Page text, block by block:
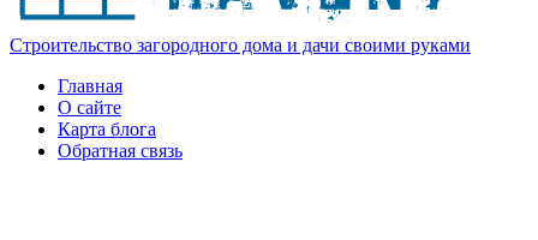
Строительство загородного дома и дачи своими руками
Главная
О сайте
Карта блога
Обратная связь